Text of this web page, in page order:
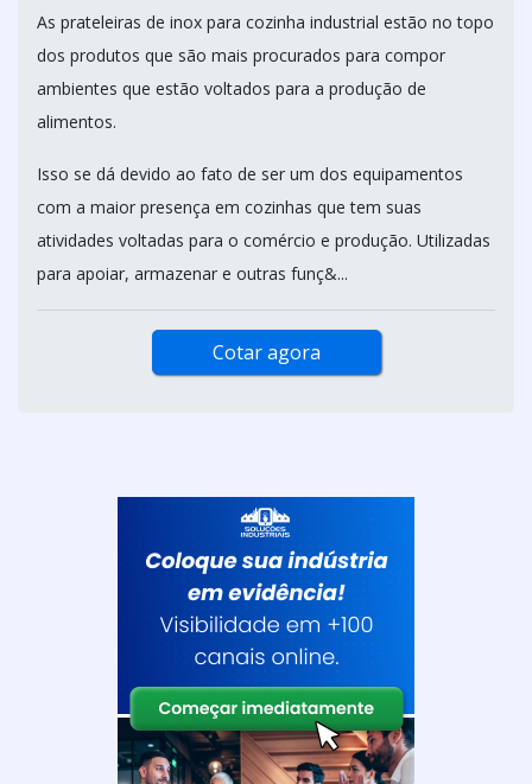
As prateleiras de inox para cozinha industrial estão no topo
dos produtos que são mais procurados para compor
ambientes que estão voltados para a produção de
alimentos.
Isso se dá devido ao fato de ser um dos equipamentos
com a maior presença em cozinhas que tem suas
atividades voltadas para o comércio e produção. Utilizadas
para apoiar, armazenar e outras funç&...
Cotar agora